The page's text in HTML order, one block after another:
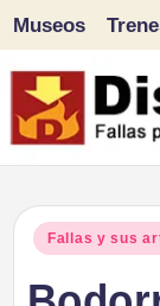
Saltar
al
Museos
Publicado
Fallas y sus